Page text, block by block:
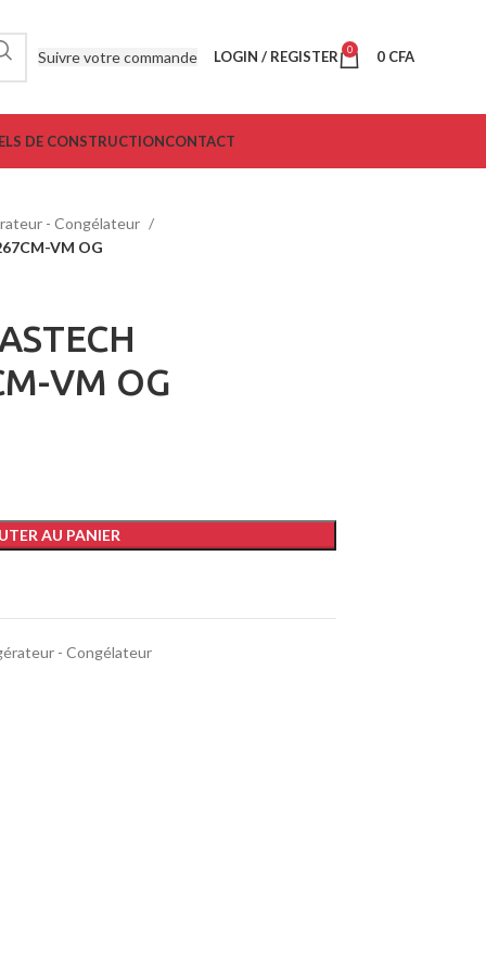
Suivre votre commande LOGIN / REGISTER 0 0 CFA
DE CONSTRUCTIONCONTACT
- Congélateur
VM OG
VM OG
AU PANIER
- Congélateur